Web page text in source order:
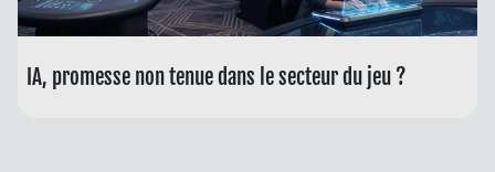
IA, promesse non tenue dans le secteur du jeu ?